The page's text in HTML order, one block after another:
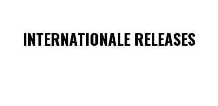
INTERNATIONALE RELEASES